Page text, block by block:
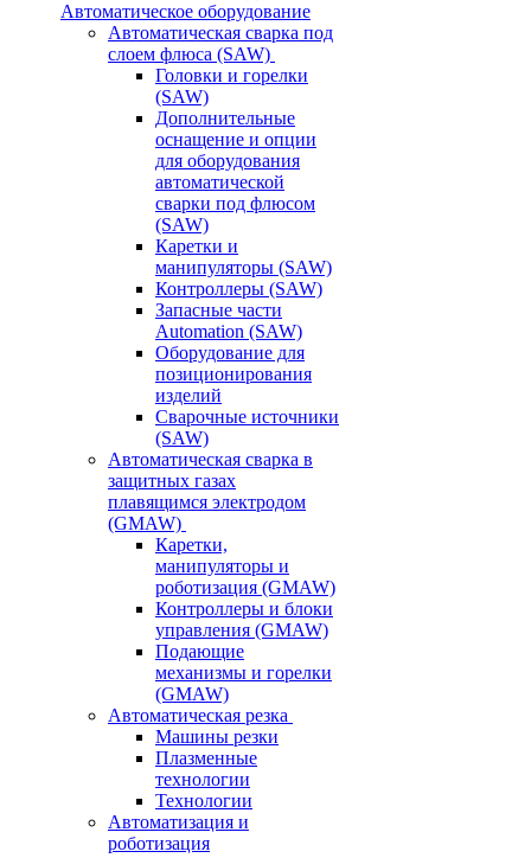
Автоматическое оборудование
Автоматическая сварка под
слоем флюса (SAW)
Головки и горелки
(SAW)
Дополнительные
оснащение и опции
для оборудования
автоматической
сварки под флюсом
(SAW)
Каретки и
манипуляторы (SAW)
Контроллеры (SAW)
Запасные части
Automation (SAW)
Оборудование для
позиционирования
изделий
Сварочные источники
(SAW)
Автоматическая сварка в
защитных газах
плавящимся электродом
(GMAW)
Каретки,
манипуляторы и
роботизация (GMAW)
Контроллеры и блоки
управления (GMAW)
Подающие
механизмы и горелки
(GMAW)
Автоматическая резка
Машины резки
Плазменные
технологии
Технологии
Автоматизация и
роботизация